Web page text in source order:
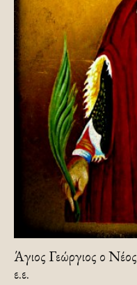
Άγιος Γεώργιος ο
ε.ε.